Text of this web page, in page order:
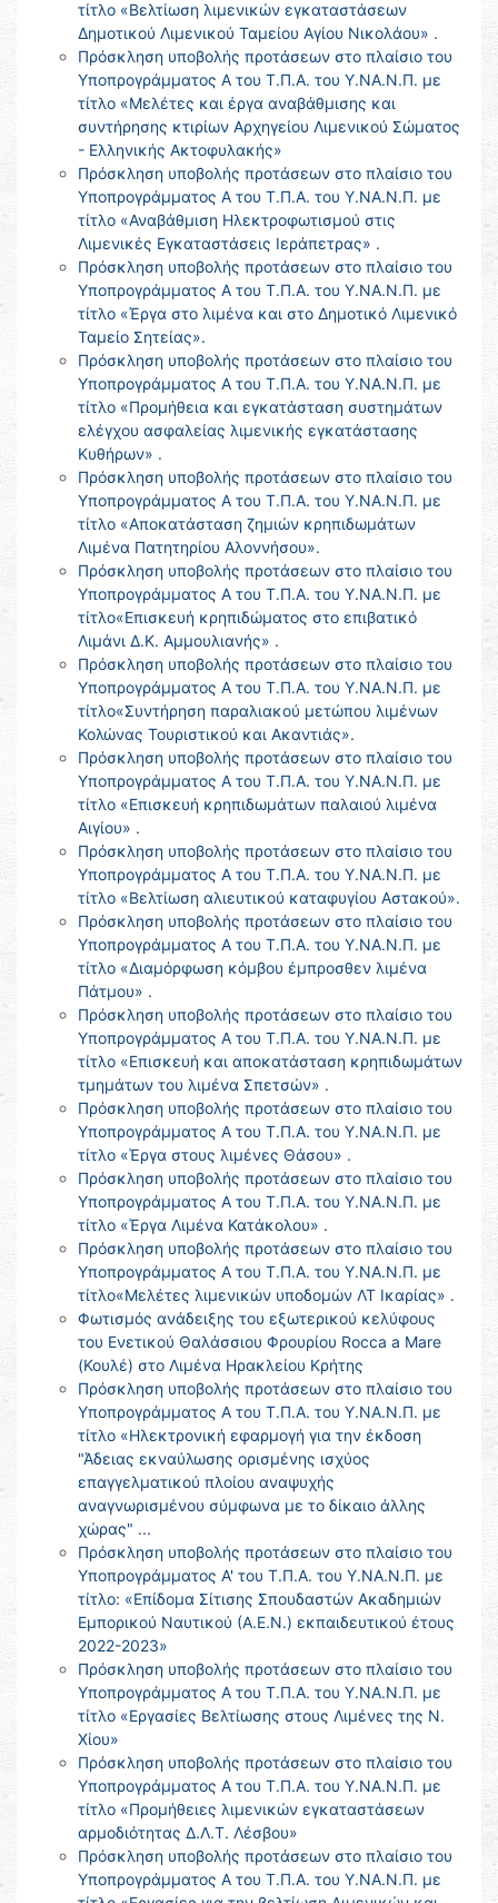
τίτλο «Βελτίωση λιμενικών εγκαταστάσεων
Δημοτικού Λιμενικού Ταμείου Αγίου Νικολάου» .
Πρόσκληση υποβολής προτάσεων στο πλαίσιο του
Υποπρογράμματος Α του Τ.Π.Α. του Υ.ΝΑ.Ν.Π. με
τίτλο «Μελέτες και έργα αναβάθμισης και
συντήρησης κτιρίων Αρχηγείου Λιμενικού Σώματος
- Ελληνικής Ακτοφυλακής»
Πρόσκληση υποβολής προτάσεων στο πλαίσιο του
Υποπρογράμματος Α του Τ.Π.Α. του Υ.ΝΑ.Ν.Π. με
τίτλο «Αναβάθμιση Ηλεκτροφωτισμού στις
Λιμενικές Εγκαταστάσεις Ιεράπετρας» .
Πρόσκληση υποβολής προτάσεων στο πλαίσιο του
Υποπρογράμματος Α του Τ.Π.Α. του Υ.ΝΑ.Ν.Π. με
τίτλο «Έργα στο λιμένα και στο Δημοτικό Λιμενικό
Ταμείο Σητείας».
Πρόσκληση υποβολής προτάσεων στο πλαίσιο του
Υποπρογράμματος Α του Τ.Π.Α. του Υ.ΝΑ.Ν.Π. με
τίτλο «Προμήθεια και εγκατάσταση συστημάτων
ελέγχου ασφαλείας λιμενικής εγκατάστασης
Κυθήρων» .
Πρόσκληση υποβολής προτάσεων στο πλαίσιο του
Υποπρογράμματος Α του Τ.Π.Α. του Υ.ΝΑ.Ν.Π. με
τίτλο «Αποκατάσταση ζημιών κρηπιδωμάτων
Λιμένα Πατητηρίου Αλοννήσου».
Πρόσκληση υποβολής προτάσεων στο πλαίσιο του
Υποπρογράμματος Α του Τ.Π.Α. του Υ.ΝΑ.Ν.Π. με
τίτλο«Επισκευή κρηπιδώματος στο επιβατικό
Λιμάνι Δ.Κ. Αμμουλιανής» .
Πρόσκληση υποβολής προτάσεων στο πλαίσιο του
Υποπρογράμματος Α του Τ.Π.Α. του Υ.ΝΑ.Ν.Π. με
τίτλο«Συντήρηση παραλιακού μετώπου λιμένων
Κολώνας Τουριστικού και Ακαντιάς».
Πρόσκληση υποβολής προτάσεων στο πλαίσιο του
Υποπρογράμματος Α του Τ.Π.Α. του Υ.ΝΑ.Ν.Π. με
τίτλο «Επισκευή κρηπιδωμάτων παλαιού λιμένα
Αιγίου» .
Πρόσκληση υποβολής προτάσεων στο πλαίσιο του
Υποπρογράμματος Α του Τ.Π.Α. του Υ.ΝΑ.Ν.Π. με
τίτλο «Βελτίωση αλιευτικού καταφυγίου Αστακού».
Πρόσκληση υποβολής προτάσεων στο πλαίσιο του
Υποπρογράμματος Α του Τ.Π.Α. του Υ.ΝΑ.Ν.Π. με
τίτλο «Διαμόρφωση κόμβου έμπροσθεν λιμένα
Πάτμου» .
Πρόσκληση υποβολής προτάσεων στο πλαίσιο του
Υποπρογράμματος Α του Τ.Π.Α. του Υ.ΝΑ.Ν.Π. με
τίτλο «Επισκευή και αποκατάσταση κρηπιδωμάτων
τμημάτων του λιμένα Σπετσών» .
Πρόσκληση υποβολής προτάσεων στο πλαίσιο του
Υποπρογράμματος Α του Τ.Π.Α. του Υ.ΝΑ.Ν.Π. με
τίτλο «Έργα στους λιμένες Θάσου» .
Πρόσκληση υποβολής προτάσεων στο πλαίσιο του
Υποπρογράμματος Α του Τ.Π.Α. του Υ.ΝΑ.Ν.Π. με
τίτλο «Έργα Λιμένα Κατάκολου» .
Πρόσκληση υποβολής προτάσεων στο πλαίσιο του
Υποπρογράμματος Α του Τ.Π.Α. του Υ.ΝΑ.Ν.Π. με
τίτλο«Μελέτες λιμενικών υποδομών ΛΤ Ικαρίας» .
Φωτισμός ανάδειξης του εξωτερικού κελύφους
του Ενετικού Θαλάσσιου Φρουρίου Rocca a Mare
(Κουλέ) στο Λιμένα Ηρακλείου Κρήτης
Πρόσκληση υποβολής προτάσεων στο πλαίσιο του
Υποπρογράμματος Α του Τ.Π.Α. του Υ.ΝΑ.Ν.Π. με
τίτλο «Ηλεκτρονική εφαρμογή για την έκδοση
"Άδειας εκναύλωσης ορισμένης ισχύος
επαγγελματικού πλοίου αναψυχής
αναγνωρισμένου σύμφωνα με το δίκαιο άλλης
χώρας" ...
Πρόσκληση υποβολής προτάσεων στο πλαίσιο του
Υποπρογράμματος Α' του Τ.Π.Α. του Υ.ΝΑ.Ν.Π. με
τίτλο: «Επίδομα Σίτισης Σπουδαστών Ακαδημιών
Εμπορικού Ναυτικού (Α.Ε.Ν.) εκπαιδευτικού έτους
2022-2023»
Πρόσκληση υποβολής προτάσεων στο πλαίσιο του
Υποπρογράμματος Α του Τ.Π.Α. του Υ.ΝΑ.Ν.Π. με
τίτλο «Εργασίες Βελτίωσης στους Λιμένες της Ν.
Χίου»
Πρόσκληση υποβολής προτάσεων στο πλαίσιο του
Υποπρογράμματος Α του Τ.Π.Α. του Υ.ΝΑ.Ν.Π. με
τίτλο «Προμήθειες λιμενικών εγκαταστάσεων
αρμοδιότητας Δ.Λ.Τ. Λέσβου»
Πρόσκληση υποβολής προτάσεων στο πλαίσιο του
Υποπρογράμματος Α του Τ.Π.Α. του Υ.ΝΑ.Ν.Π. με